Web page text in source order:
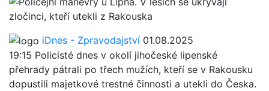
iDnes - Zpravodajství 01.08.2025
19:15 Policisté dnes v okolí jihočeské lipenské
přehrady pátrali po třech mužích, kteří se v Rakousku
dopustili majetkové trestné činnosti a utekli do Česka.